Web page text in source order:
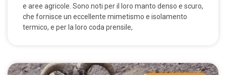
e aree agricole. Sono noti per il loro manto denso e scuro,
che fornisce un eccellente mimetismo e isolamento
termico, e per la loro coda prensile,